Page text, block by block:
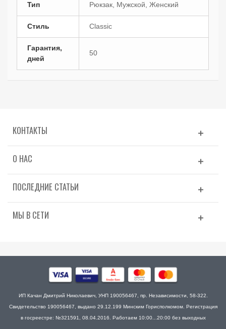
Тип Рюкзак, Мужской, Женский
Стиль Classic
Гарантия,
дней
50
КОНТАКТЫ
О НАС
ПОСЛЕДНИЕ СТАТЬИ
МЫ В СЕТИ
ИП Качан Дмитрий Николаевич, УНП 190056467, пр. Независимости, 58-322.
Свидетельство 190056467, выдано 29.12.199 Минским Горисполкомом. Регистрация
в госреестре: №321591, 08.04.2016. Работаем 10:00...20:00 без выходных